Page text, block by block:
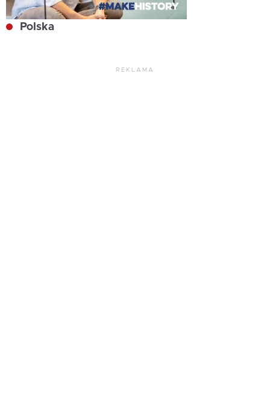
Polska
REKLAMA